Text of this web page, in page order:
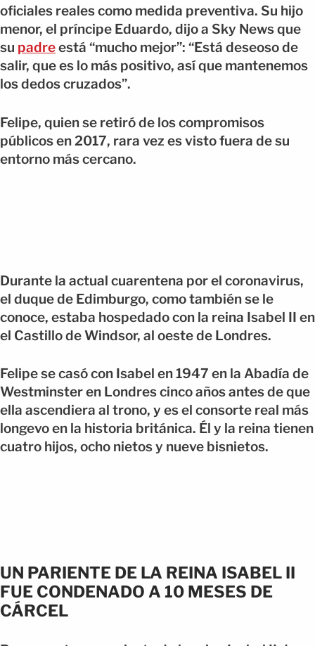
oficiales reales como medida preventiva. Su hijo
menor, el príncipe Eduardo, dijo a Sky News que
su padreestá “mucho mejor”: “Está deseoso de
salir, que es lo más positivo, así que mantenemos
los dedos cruzados”.
Felipe, quien se retiró de los compromisos
públicos en 2017, rara vez es visto fuera de su
entorno más cercano.
Durante la actual cuarentena por el coronavirus,
el duque de Edimburgo, como también se le
conoce, estaba hospedado con la reina Isabel II en
el Castillo de Windsor, al oeste de Londres.
Felipe se casó con Isabel en 1947 en la Abadía de
Westminster en Londres cinco años antes de que
ella ascendiera al trono, y es el consorte real más
longevo en la historia británica. Él y la reina tienen
cuatro hijos, ocho nietos y nueve bisnietos.
UN PARIENTE DE LA REINA ISABEL II
FUE CONDENADO A 10 MESES DE
CÁRCEL